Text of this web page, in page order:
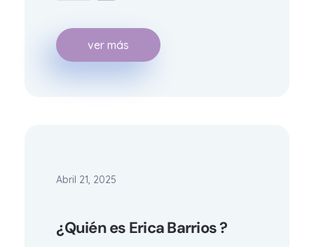
ver más
Abril 21, 2025
¿Quién es Erica Barrios ?